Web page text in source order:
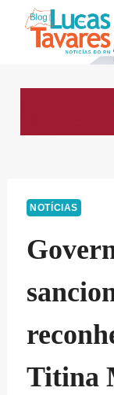
NOTÍCIAS
Titina